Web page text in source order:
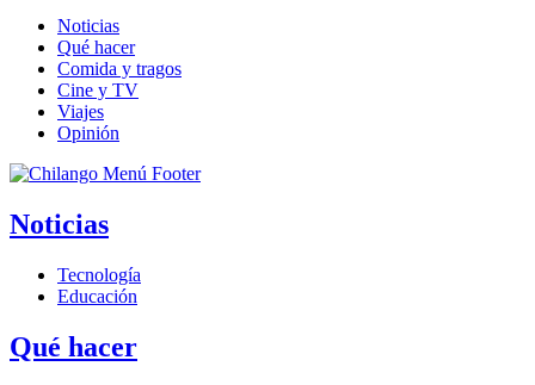
Noticias
Qué hacer
Comida y tragos
Cine y TV
Viajes
Opinión
Noticias
Tecnología
Educación
Qué hacer